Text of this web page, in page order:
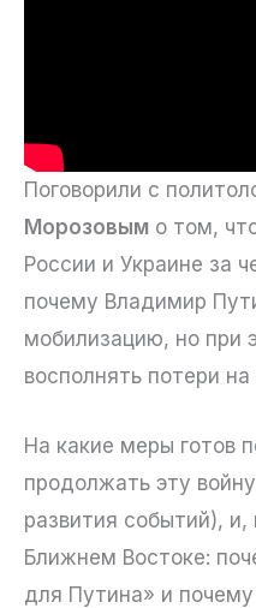
Поговорили с
Морозовым о том,
России и Украине за
почему Владимир
мобилизацию, но при
восполнять потери на
На какие меры готов
продолжать эту
развития событий), и,
Ближнем Востоке:
для Путина» и